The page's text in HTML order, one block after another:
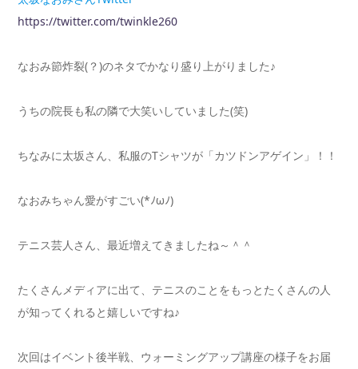
https://twitter.com/twinkle260
なおみ節炸裂(？)のネタでかなり盛り上がりました♪
うちの院長も私の隣で大笑いしていました(笑)
ちなみに太坂さん、私服のTシャツが「カツドンアゲイン」！！
なおみちゃん愛がすごい(*ﾉωﾉ)
テニス芸人さん、最近増えてきましたね～＾＾
たくさんメディアに出て、テニスのことをもっとたくさんの人
が知ってくれると嬉しいですね♪
次回はイベント後半戦、ウォーミングアップ講座の様子をお届